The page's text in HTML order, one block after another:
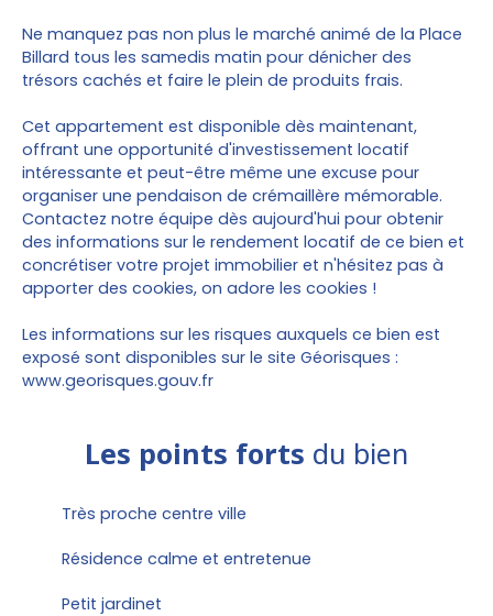
Ne manquez pas non plus le marché animé de la Place
Billard tous les samedis matin pour dénicher des
trésors cachés et faire le plein de produits frais.
Cet appartement est disponible dès maintenant,
offrant une opportunité d'investissement locatif
intéressante et peut-être même une excuse pour
organiser une pendaison de crémaillère mémorable.
Contactez notre équipe dès aujourd'hui pour obtenir
des informations sur le rendement locatif de ce bien et
concrétiser votre projet immobilier et n'hésitez pas à
apporter des cookies, on adore les cookies !
Les informations sur les risques auxquels ce bien est
exposé sont disponibles sur le site Géorisques :
www.georisques.gouv.fr
Les points forts du bien
Très proche centre ville
Résidence calme et entretenue
Petit jardinet